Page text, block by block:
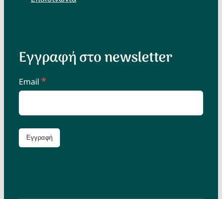
Εγγραφή στο newsletter
Email *